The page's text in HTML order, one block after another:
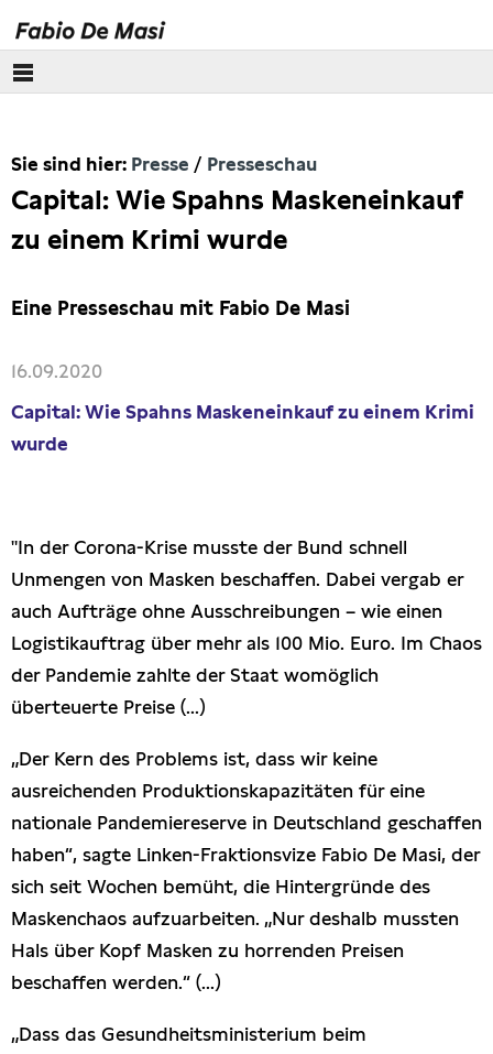
Europäisches Parlament
Themen
Publikationen
Anfragen (Archivseite)
Sie sind hier: Presse Presseschau
Capital: Wie Spahns Maskeneinkauf
zu einem Krimi wurde
Eine Presseschau mit Fabio De Masi
16.09.2020
Capital: Wie Spahns Maskeneinkauf zu einem Krimi
wurde
"In der Corona-Krise musste der Bund schnell
Unmengen von Masken beschaffen. Dabei vergab er
auch Aufträge ohne Ausschreibungen – wie einen
Logistikauftrag über mehr als 100 Mio. Euro. Im Chaos
der Pandemie zahlte der Staat womöglich
überteuerte Preise (...)
„Der Kern des Problems ist, dass wir keine
ausreichenden Produktionskapazitäten für eine
nationale Pandemiereserve in Deutschland geschaffen
haben“, sagte Linken-Fraktionsvize Fabio De Masi, der
sich seit Wochen bemüht, die Hintergründe des
Maskenchaos aufzuarbeiten. „Nur deshalb mussten
Hals über Kopf Masken zu horrenden Preisen
beschaffen werden.“ (...)
„Dass das Gesundheitsministerium beim